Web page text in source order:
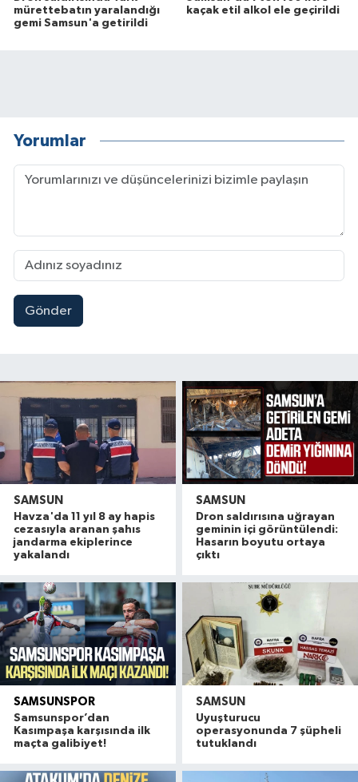
mürettebatın yaralandığı
gemi Samsun'a getirildi
kaçak etil alkol ele geçirildi
Yorumlar
Gönder
SAMSUN
Havza'da 11 yıl 8 ay hapis
cezasıyla aranan şahıs
jandarma ekiplerince
yakalandı
SAMSUN
Dron saldırısına uğrayan
geminin içi görüntülendi:
Hasarın boyutu ortaya
çıktı
SAMSUNSPOR
Samsunspor’dan
Kasımpaşa karşısında ilk
maçta galibiyet!
SAMSUN
Uyuşturucu
operasyonunda 7 şüpheli
tutuklandı